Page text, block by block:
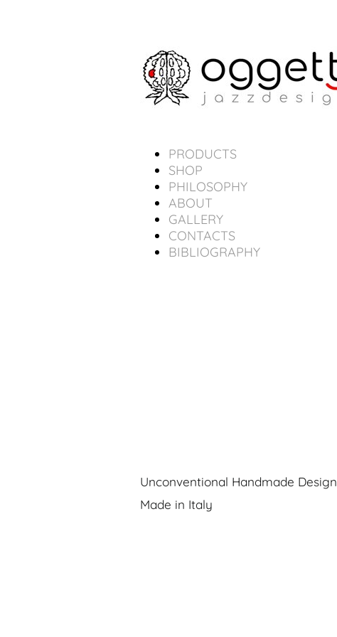
PRODUCTS
SHOP
PHILOSOPHY
ABOUT
GALLERY
CONTACTS
BIBLIOGRAPHY
Unconventional Handmade Design
Made in Italy